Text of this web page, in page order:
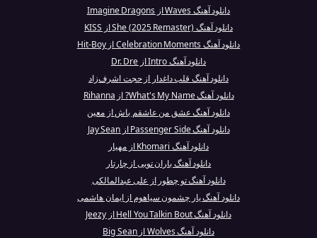
دانلود آهنگ Waves از Imagine Dragons
دانلود آهنگ She (2025 Remaster) از KISS
دانلود آهنگ Celebration Moments از Hit-Boy
دانلود آهنگ Intro از Dr. Dre
دانلود آهنگ قلب داغدار از حجت اشرف‌زاد
دانلود آهنگ What's My Name? از Rihanna
دانلود آهنگ عشق من عاشقم باش از معین
دانلود آهنگ Passenger Side از Jay Sean
دانلود آهنگ Khomari از مهیار
دانلود آهنگ باران تویی از چارتار
دانلود آهنگ تو چطور از علی عبدالمالکی
دانلود آهنگ یار چشمون سیاهوم از ایمان هاشمی
دانلود آهنگ Hell You Talkin Bout از Jeezy
دانلود آهنگ Wolves از Big Sean